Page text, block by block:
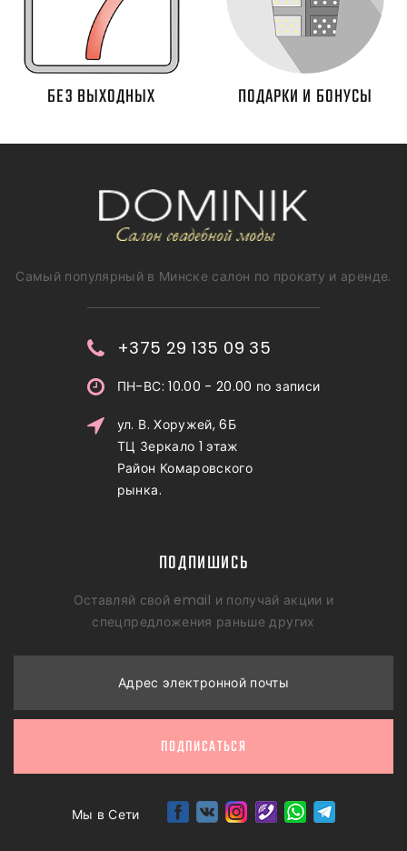
БЕЗ ВЫХОДНЫХ ПОДАРКИ И БОНУСЫ
Самый популярный в Минске салон по прокату и аренде.
+375 29 135 09 35
ПН-ВС: 10.00 - 20.00 по записи
ул. В. Хоружей, 6Б
ТЦ Зеркало 1 этаж
Район Комаровского
рынка.
ПОДПИШИСЬ
Оставляй свой email и получай акции и
спецпредложения раньше других
Адрес электронной почты
ПОДПИСАТЬСЯ
Мы в Сети